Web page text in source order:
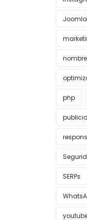
Joomla
php
SERPs